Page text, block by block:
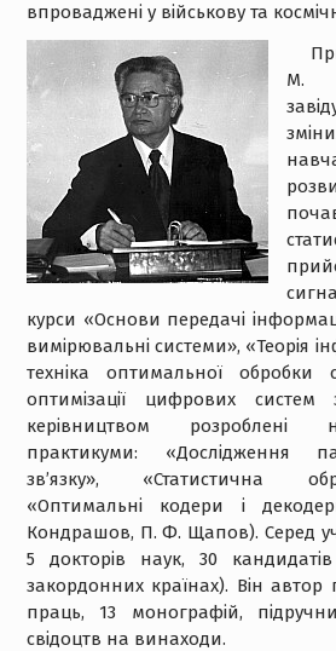
впроваджені у військову та
М.
курси «Основи передачі
вимірювальні системи», «Теорія
техніка оптимальної обробки
оптимізації цифрових систем
керівництвом розроблені
практикуми: «Дослідження
зв’язку», «Статистична
«Оптимальні кодери і
Кондрашов, П. Ф. Щапов). Серед
5 докторів наук, 30
закордонних країнах). Він
праць, 13 монографій,
свідоцтв на винаходи.